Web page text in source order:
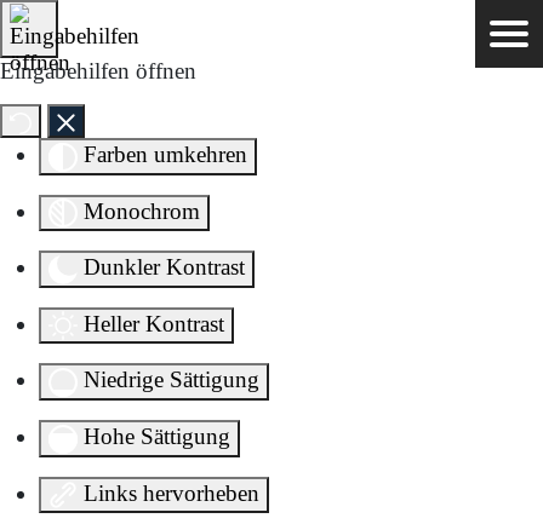
Eingabehilfen öffnen
Farben umkehren
Monochrom
Dunkler Kontrast
Heller Kontrast
Niedrige Sättigung
Hohe Sättigung
Links hervorheben
Direkt zum Inhalt springen